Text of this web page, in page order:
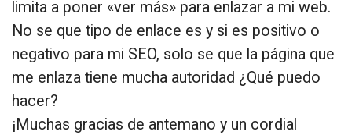
limita a poner «ver más» para enlazar a mi web.
No se que tipo de enlace es y si es positivo o
negativo para mi SEO, solo se que la página que
me enlaza tiene mucha autoridad ¿Qué puedo
hacer?
¡Muchas gracias de antemano y un cordial